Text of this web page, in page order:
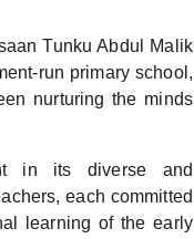
Tunku Abdul Malik
run primary school,
nurturing the minds
in its diverse and
each committed
learning of the early